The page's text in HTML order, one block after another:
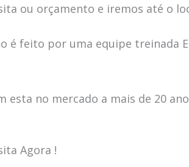
ou orçamento e iremos até o
é feito por uma equipe treinada
esta no mercado a mais de 20
Agora !